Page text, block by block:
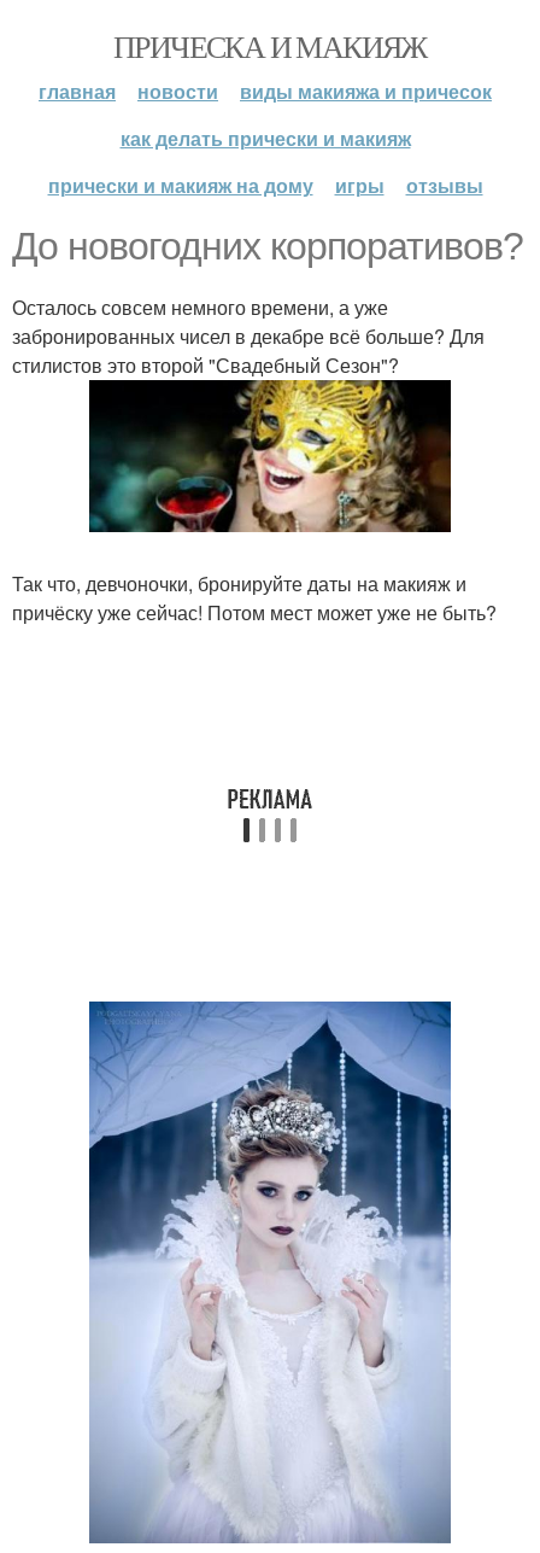
ПРИЧЕСКА И МАКИЯЖ
главная новости
виды макияжа и причесок
как делать прически и макияж
прически и макияж на дому
игры отзывы
До новогодних корпоративов?
Осталось совсем немного времени, а уже
забронированных чисел в декабре всё больше? Для
стилистов это второй "Свадебный Сезон"?
Так что, девчоночки, бронируйте даты на макияж и
причёску уже сейчас! Потом мест может уже не быть?